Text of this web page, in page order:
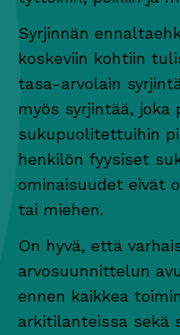
Syrjinnän
koskeviin kohtiin
tasa-arvolain
myös syrjintää, joka
sukupuolitettuihin
henkilön fyysiset
ominaisuudet eivät
tai miehen.
On hyvä, että
arvosuunnittelun
ennen kaikkea
arkitilanteissa sekä